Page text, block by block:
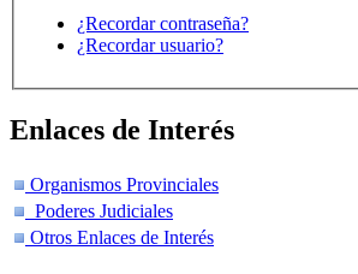
¿Recordar contraseña?
¿Recordar usuario?
Enlaces de Interés
Organismos Provinciales
Poderes Judiciales
Otros Enlaces de Interés